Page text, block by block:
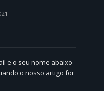
e o seu nome abaixo
o nosso artigo for